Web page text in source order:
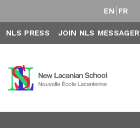
EN FR
NLS PRESS JOIN NLS MESSAGER